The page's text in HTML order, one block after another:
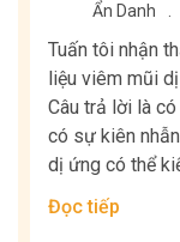
Ẩn Danh
Tuấn tôi nhận
liệu viêm mũi
Câu trả lời là
có sự kiên
dị ứng có thể
Đọc tiếp